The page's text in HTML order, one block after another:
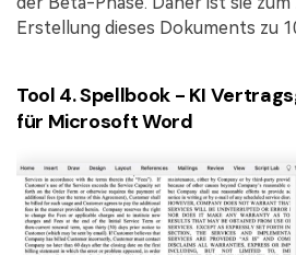
Erstellung dieses Dokuments zu
Tool 4. Spellbook - KI
für Microsoft Word